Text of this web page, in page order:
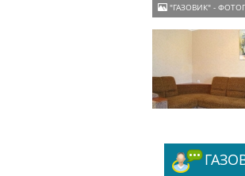
"ГАЗОВИК" -